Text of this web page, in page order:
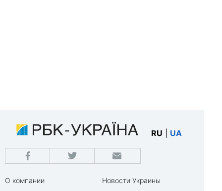
RU UA
О компании
Новости Украины